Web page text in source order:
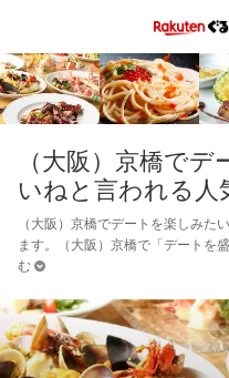
（大阪）京橋で
いねと言われる人
（大阪）京橋でデートを楽しみた
ます。（大阪）京橋で「デートを
む